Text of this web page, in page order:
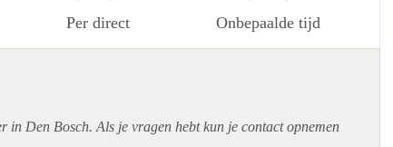
Per direct Onbepaalde tijd
Den Bosch. Als je vragen hebt kun je contact opnemen